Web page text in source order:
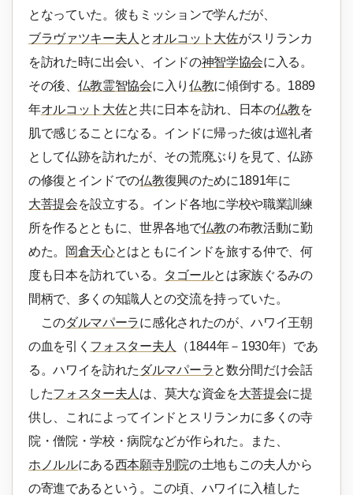
となっていた。彼もミッションで学んだが、
ブラヴァツキー夫人 と オルコット大佐がスリランカ
を訪れた時に出会い、インドの神智学協会に入る。
その後、 仏教霊智協会に入り 仏教に傾倒する。1889
年オルコット大佐と共に日本を訪れ、日本の仏教を
肌で感じることになる。インドに帰った彼は巡礼者
として仏跡を訪れたが、その荒廃ぶりを見て、仏跡
の修復とインドでの仏教復興のために1891年に
大菩提会を設立する。インド各地に学校や職業訓練
所を作るとともに、世界各地で仏教の布教活動に勤
めた。
岡倉天心とはともにインドを旅する仲で、何
度も日本を訪れている。 タゴールとは家族ぐるみの
間柄で、多くの知識人との交流を持っていた。
このダルマパーラに感化されたのが、ハワイ王朝
の血を引く フォスター夫人
（1844年－1930年）であ
る。ハワイを訪れた ダルマパーラと数分間だけ会話
したフォスター夫人 は、莫大な資金を大菩提会に提
供し、これによってインドとスリランカに多くの寺
院・僧院・学校・病院などが作られた。また、
ホノルルにある西本願寺別院の土地もこの夫人から
の寄進であるという。この頃、ハワイに入植した